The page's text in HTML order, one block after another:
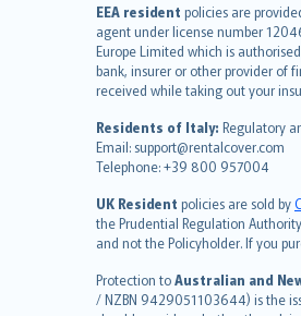
EEA resident policies are
agent under license number
Europe Limited which is
bank, insurer or other provider of
received while taking out your
Residents of Italy: Regulatory
Email: support@rentalcover.com
Telephone: +39 800 957004
UK Resident policies are sold by
the Prudential Regulation
and not the Policyholder. If you
Protection toAustralian and
/ NZBN 9429051103644) is the
English (UK)
English (US)
Deutsch
français
Nederlands
español
italiano
简体中文
繁體中文
Português
polski
עברית